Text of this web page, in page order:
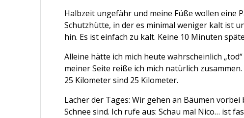
Halbzeit ungefähr und meine Füße wollen eine
Schutzhütte, in der es minimal weniger kalt ist
hin. Es ist einfach zu kalt. Keine 10 Minuten
Alleine hätte ich mich heute wahrscheinlich
meiner Seite reiße ich mich natürlich
25 Kilometer sind 25 Kilometer.
Lacher der Tages: Wir gehen an Bäumen
Schnee sind. Ich rufe aus: Schau mal Nico… ist